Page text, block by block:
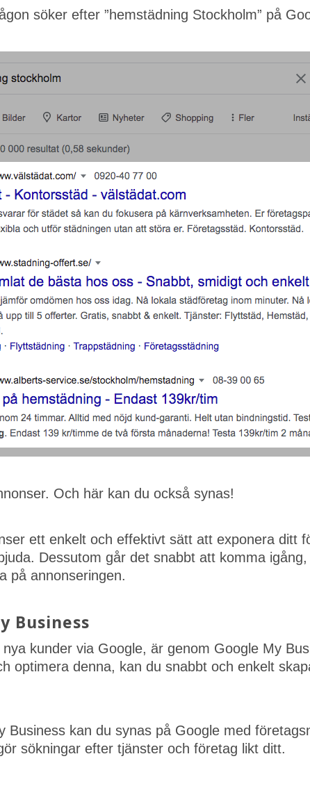
söker efter ”hemstädning Stockholm” på
Och här kan du också synas!
ett enkelt och effektivt sätt att exponera ditt
Dessutom går det snabbt att komma
på annonseringen.
Business
kunder via Google, är genom Google My
optimera denna, kan du snabbt och enkelt
Business kan du synas på Google med
sökningar efter tjänster och företag likt ditt.